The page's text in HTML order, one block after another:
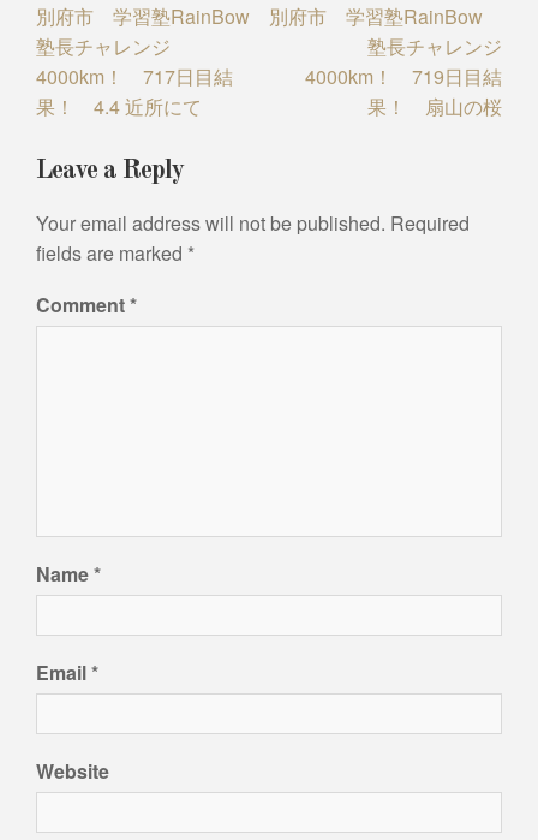
Post
navigation
別府市 学習塾RainBow
塾長チャレンジ
4000km！ 717日目結
果！ 4.4 近所にて
別府市 学習塾RainBow
塾長チャレンジ
4000km！ 719日目結
果！ 扇山の桜
Leave a Reply
Your email address will not be published. Required
fields are marked *
Comment*
Name*
Email*
Website